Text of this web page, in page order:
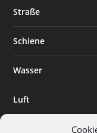
Straße
Schiene
Wasser
Luft